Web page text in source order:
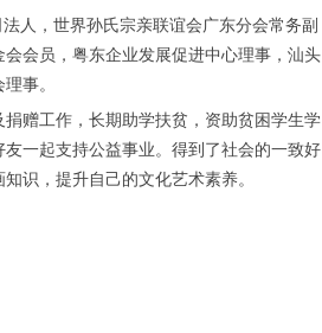
人，世界孙氏宗亲联谊会广东分会常务副
会员，粤东企业发展促进中心理事，汕头
事。
赠工作，长期助学扶贫，资助贫困学生学
一起支持公益事业。得到了社会的一致好
识，提升自己的文化艺术素养。